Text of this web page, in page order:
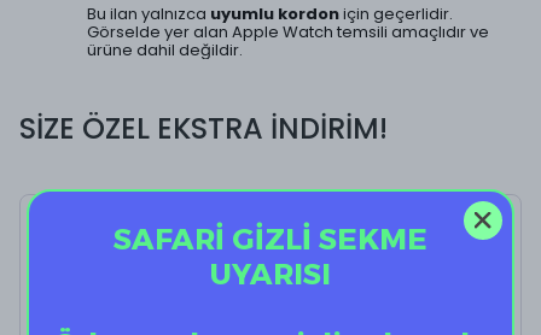
Bu ilan yalnızca uyumlu kordoniçin geçerlidir.
Görselde yer alan Apple Watch temsili amaçlıdır ve
ürüne dahil değildir.
SİZE ÖZEL EKSTRA İNDİRİM!
Milano Loop Black
40
SAFARİ GİZLİ SEKME
UYARISI